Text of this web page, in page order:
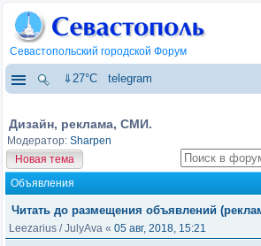
Севастопольский городской Форум
⇓27°C telegram
Дизайн, реклама, СМИ.
Модератор: Sharpen
Новая тема
Объявления
Читать до размещения объявлений
Leezarius /JulyAva « 05 авг, 2018, 15:21